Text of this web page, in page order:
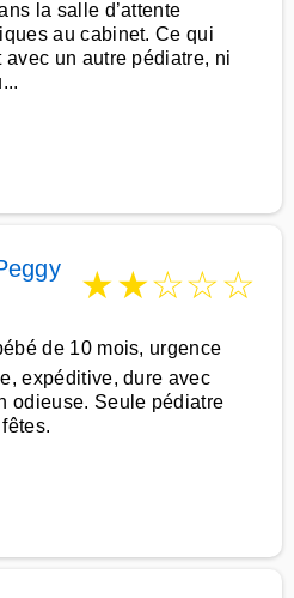
la salle d’attente
au cabinet. Ce qui
avec un autre pédiatre, ni
★★☆☆☆
de 10 mois, urgence
expéditive, dure avec
odieuse. Seule pédiatre